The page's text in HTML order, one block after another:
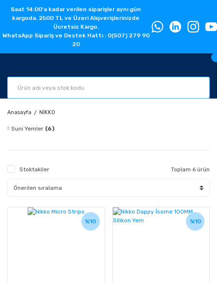
Saat 14:00'a kadar verilen siparişler aynı gün
kargoda. 2500 TL ve Üzeri Alışverişlerinizde
Ücretsiz Kargo.
WhatsApp Sipariş ve Destek Hattı : 0(507) 279 90
20
Anasayfa NİKKO
Suni Yemler (6)
Stoktakiler Toplam 6 ürün
%10 %10